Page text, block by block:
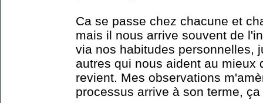
Ca se passe chez chacune et
mais il nous arrive souvent de
via nos habitudes personnelles,
autres qui nous aident au mieux
revient. Mes observations
processus arrive à son terme,